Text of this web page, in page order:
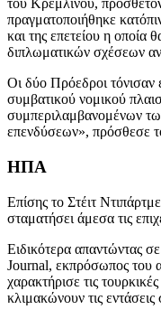
του Κρεμλίνου,
πραγματοποιήθηκε
και της επετείου η οποία
διπλωματικών σχέσεων
Οι δύο Πρόεδροι τόνισαν
συμβατικού νομικού
συμπεριλαμβανομένων
επενδύσεων», πρόσθεσε
ΗΠΑ
Επίσης το Στέιτ
σταματήσει άμεσα τις
Ειδικότερα απαντώντας
Journal, εκπρόσωπος του
χαρακτήρισε τις
κλιμακώνουν τις εντάσεις